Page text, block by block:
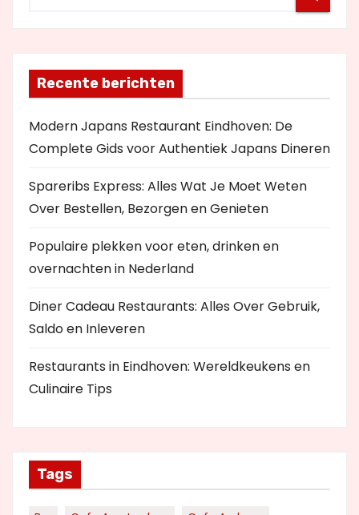
Recente berichten
Modern Japans Restaurant Eindhoven: De
Complete Gids voor Authentiek Japans Dineren
Spareribs Express: Alles Wat Je Moet Weten
Over Bestellen, Bezorgen en Genieten
Populaire plekken voor eten, drinken en
overnachten in Nederland
Diner Cadeau Restaurants: Alles Over Gebruik,
Saldo en Inleveren
Restaurants in Eindhoven: Wereldkeukens en
Culinaire Tips
Tags